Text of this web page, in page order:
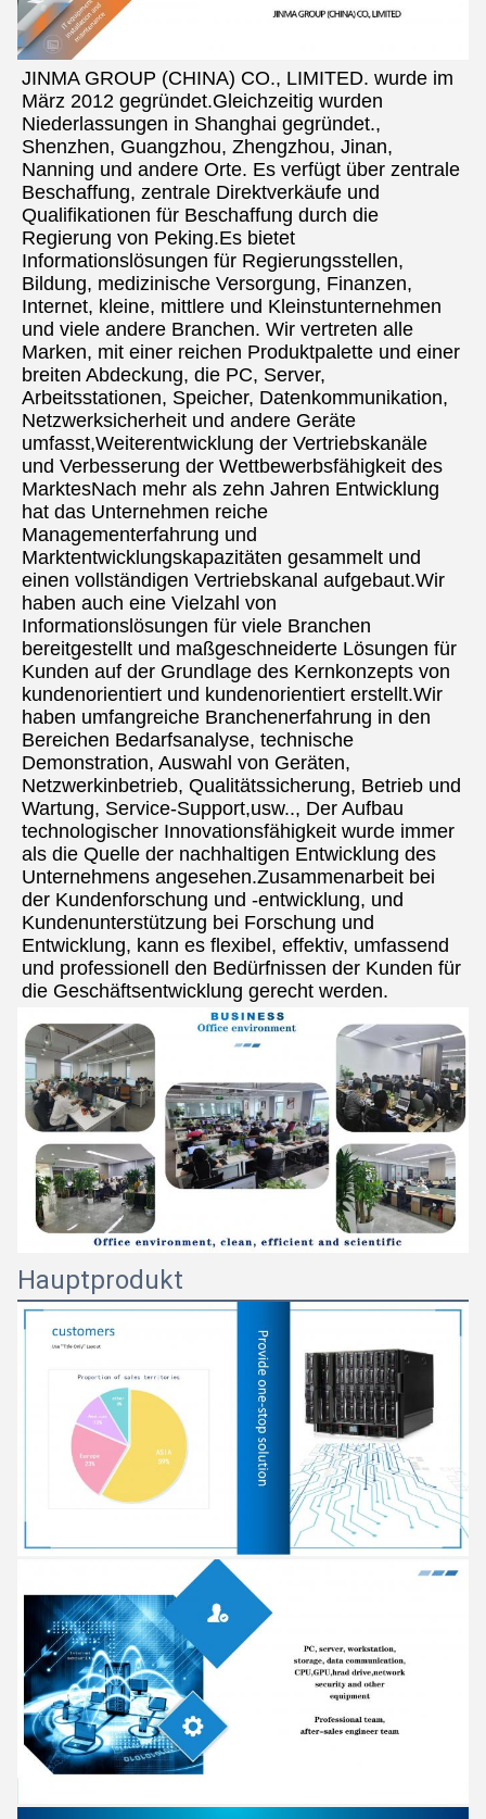
JINMA GROUP (CHINA) CO., LIMITED. wurde im
März 2012 gegründet.Gleichzeitig wurden
Niederlassungen in Shanghai gegründet.,
Shenzhen, Guangzhou, Zhengzhou, Jinan,
Nanning und andere Orte. Es verfügt über zentrale
Beschaffung, zentrale Direktverkäufe und
Qualifikationen für Beschaffung durch die
Regierung von Peking.Es bietet
Informationslösungen für Regierungsstellen,
Bildung, medizinische Versorgung, Finanzen,
Internet, kleine, mittlere und Kleinstunternehmen
und viele andere Branchen. Wir vertreten alle
Marken, mit einer reichen Produktpalette und einer
breiten Abdeckung, die PC, Server,
Arbeitsstationen, Speicher, Datenkommunikation,
Netzwerksicherheit und andere Geräte
umfasst,Weiterentwicklung der Vertriebskanäle
und Verbesserung der Wettbewerbsfähigkeit des
MarktesNach mehr als zehn Jahren Entwicklung
hat das Unternehmen reiche
Managementerfahrung und
Marktentwicklungskapazitäten gesammelt und
einen vollständigen Vertriebskanal aufgebaut.Wir
haben auch eine Vielzahl von
Informationslösungen für viele Branchen
bereitgestellt und maßgeschneiderte Lösungen für
Kunden auf der Grundlage des Kernkonzepts von
kundenorientiert und kundenorientiert erstellt.Wir
haben umfangreiche Branchenerfahrung in den
Bereichen Bedarfsanalyse, technische
Demonstration, Auswahl von Geräten,
Netzwerkinbetrieb, Qualitätssicherung, Betrieb und
Wartung, Service-Support,usw.., Der Aufbau
technologischer Innovationsfähigkeit wurde immer
als die Quelle der nachhaltigen Entwicklung des
Unternehmens angesehen.Zusammenarbeit bei
der Kundenforschung und -entwicklung, und
Kundenunterstützung bei Forschung und
Entwicklung, kann es flexibel, effektiv, umfassend
und professionell den Bedürfnissen der Kunden für
die Geschäftsentwicklung gerecht werden.
Hauptprodukt